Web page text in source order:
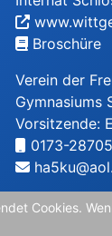
Broschüre
Verein der
Gymnasiums
Vorsitzende:
0173-
Realschule
Cookies.